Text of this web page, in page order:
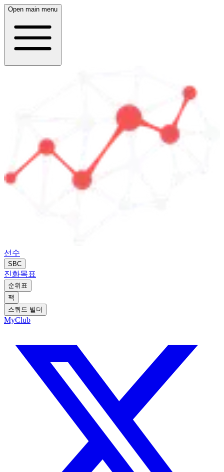
Open main menu
선수
SBC
진화목표
순위표
팩
스쿼드 빌더
MyClub